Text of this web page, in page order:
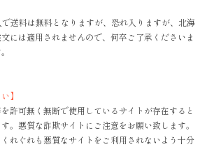
送料は無料となりますが、恐れ入りますが、北海
には適用されませんので、何卒ご了承くださいま
】
許可無く無断で使用しているサイトが存在すると
。悪質な詐欺サイトにご注意をお願い致します。
れぐれも悪質なサイトをご利用されないよう十分